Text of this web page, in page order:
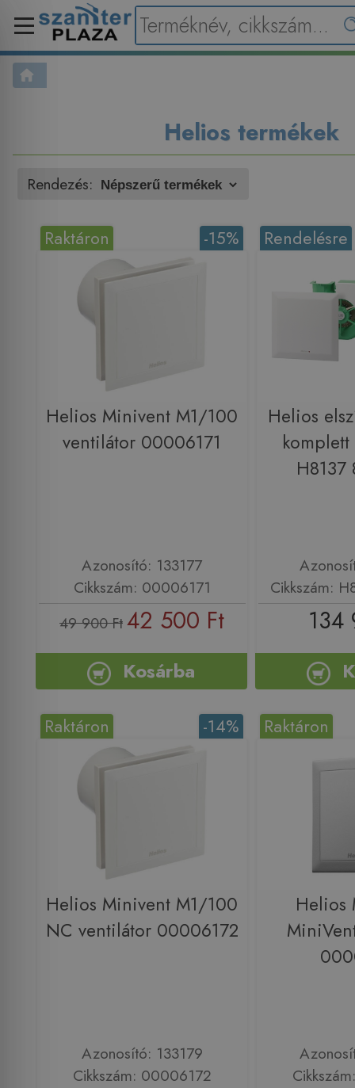
Helios termékek
Rendezés:
-15%
Raktáron
Helios Minivent M1/100
ventilátor 00006171
Azonosító: 133177
Cikkszám: 00006171
49 900 Ft42 500 Ft
Kosárba
Rendelésre
Helios
H8137
Cikkszám:
134
-14%
Raktáron
Helios Minivent M1/100
NC ventilátor 00006172
Azonosító: 133179
Cikkszám: 00006172
Raktáron
Helios